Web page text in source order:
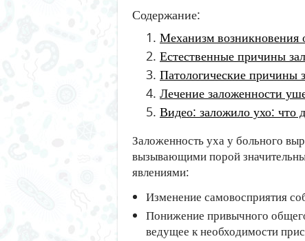
Содержание:
Механизм
Естественные причины
Патологические причины
Лечение заложенности
Видео: заложило ухо: что
Заложенность уха у больного
вызывающими порой
явлениями:
Изменение самовосприятия
Понижение привычного
ведущее к необходимости